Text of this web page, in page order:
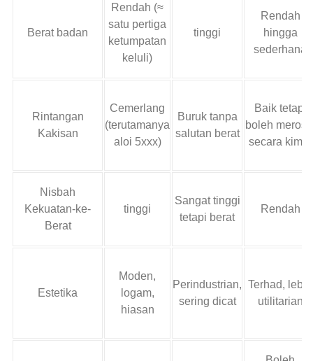
Berat badan
Rendah (≈
satu pertiga
ketumpatan
keluli)
tinggi
Rendah
hingga
sederhana
Rintangan
Kakisan
Cemerlang
(terutamanya
aloi 5xxx)
Buruk tanpa
salutan berat
Baik tetapi
boleh
secara kimia
Nisbah
Kekuatan-ke-
Berat
tinggi
Sangat tinggi
tetapi berat
Rendah
Estetika
Moden,
logam,
hiasan
Perindustrian,
sering dicat
Terhad, lebih
utilitarian